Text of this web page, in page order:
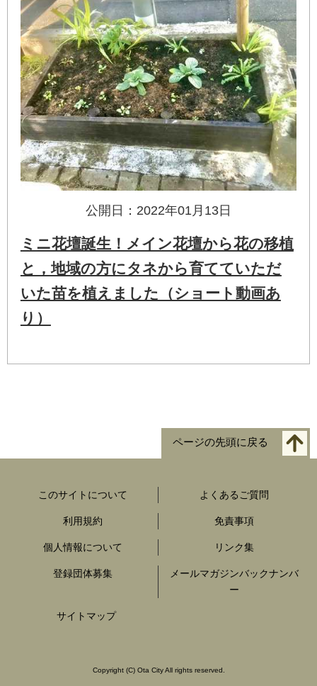
公開日：2022年01月13日
ミニ花壇誕生！メイン花壇から花の移植
と，地域の方にタネから育てていただ
いた苗を植えました（ショート動画あ
り）
ページの先頭に戻る
このサイトについて よくあるご質問
利用規約 免責事項
個人情報について リンク集
登録団体募集
メールマガジンバックナンバ
ー
サイトマップ
Copyright (C) Ota City All rights reserved.